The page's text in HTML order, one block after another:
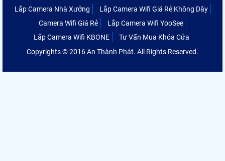
Lắp Camera Nhà Xưởng
Lắp Camera Wifi Giá Rẻ Không Dây
Camera Wifi Giá Rẻ
Lắp Camera Wifi YooSee
Lắp Camera Wifi KBONE
Tư Vấn Mua Khóa Cửa
Copyrights © 2016 An Thành Phát. All Rights Reserved.